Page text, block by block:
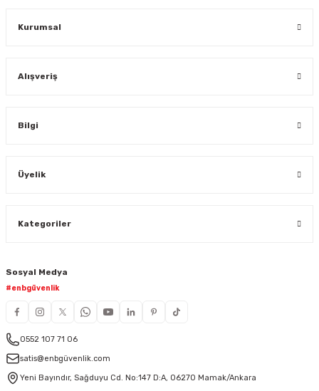
Kurumsal
Alışveriş
Bilgi
Üyelik
Kategoriler
Sosyal Medya
#enbgüvenlik
0552 107 71 06
satis@enbgüvenlik.com
Yeni Bayındır, Sağduyu Cd. No:147 D:A, 06270 Mamak/Ankara